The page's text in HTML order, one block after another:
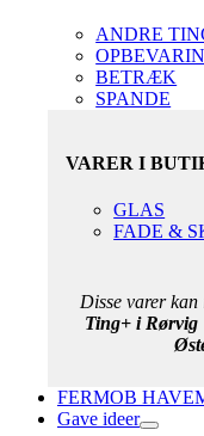
ANDRE
BETRÆK
SPANDE
VARER I
GLAS
FADE &
Disse varer
Ting+ i Rørvig
FERMOB
Gave ideer